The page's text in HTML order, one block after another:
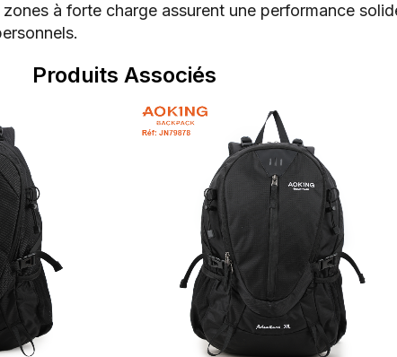
à forte charge assurent une performance
Produits Associés